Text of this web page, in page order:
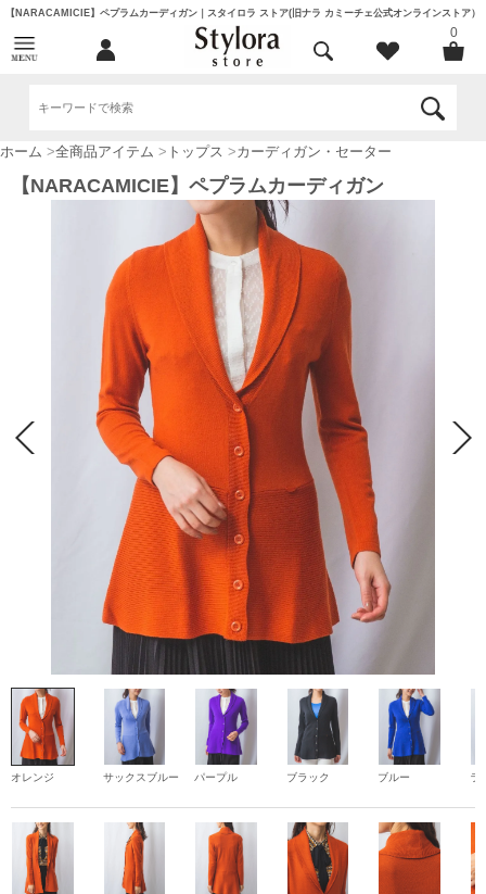
【NARACAMICIE】ペプラムカーディガン｜スタイロラ ストア(旧ナラ カミーチェ公式オンラインストア）
0
ホーム >全商品アイテム > トップス >カーディガン・セーター
【NARACAMICIE】ペプラムカーディガン
オレンジ サックスブルー パープル ブラック ブルー ラ